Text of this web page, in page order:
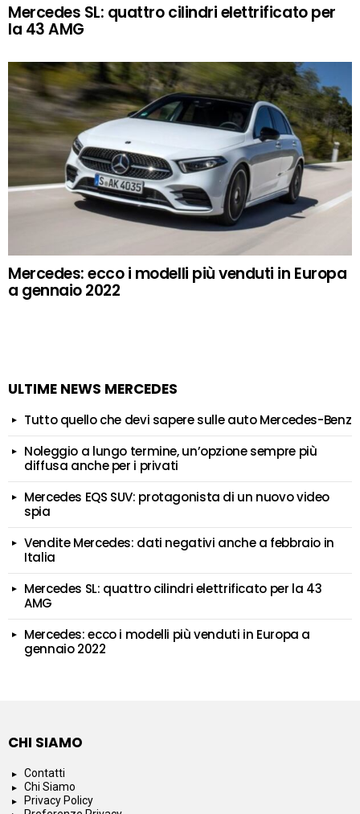
Mercedes SL: quattro cilindri elettrificato per
la 43 AMG
Mercedes: ecco i modelli più venduti in Europa
a gennaio 2022
ULTIME NEWS MERCEDES
Tutto quello che devi sapere sulle auto Mercedes-Benz
Noleggio a lungo termine, un’opzione sempre più
diffusa anche per i privati
Mercedes EQS SUV: protagonista di un nuovo video
spia
Vendite Mercedes: dati negativi anche a febbraio in
Italia
Mercedes SL: quattro cilindri elettrificato per la 43
AMG
Mercedes: ecco i modelli più venduti in Europa a
gennaio 2022
CHI SIAMO
Contatti
Chi Siamo
Privacy Policy